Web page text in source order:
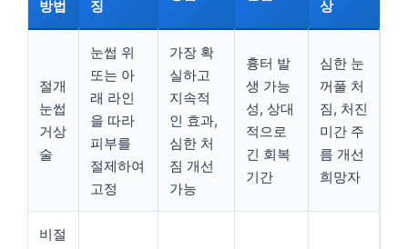
방법
징
상
절개
눈썹
거상
술
눈썹 위
또는 아
래 라인
을 따라
피부를
절제하여
고정
가장 확
실하고
지속적
인 효과,
심한 처
짐 개선
가능
흉터 발
생 가능
성, 상대
적으로
긴 회복
기간
심한 눈
꺼풀 처
짐, 처진
미간 주
름 개선
희망자
비절